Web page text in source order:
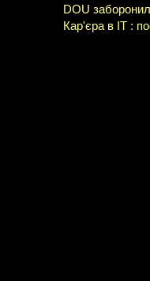
DOU
Кар'єра в IT :